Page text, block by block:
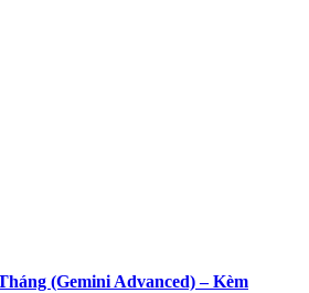
(Gemini Advanced) – Kèm